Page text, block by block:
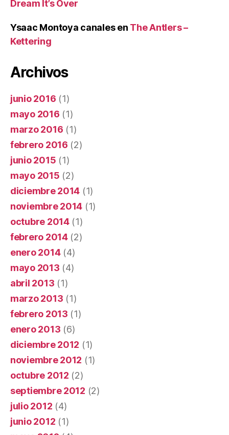
Dream It’s Over
Ysaac Montoya canalesen The Antlers –
Kettering
Archivos
junio 2016 (1)
mayo 2016 (1)
marzo 2016 (1)
febrero 2016 (2)
junio 2015 (1)
mayo 2015 (2)
diciembre 2014 (1)
noviembre 2014 (1)
octubre 2014(1)
febrero 2014(2)
enero 2014(4)
mayo 2013 (4)
abril 2013 (1)
marzo 2013 (1)
febrero 2013 (1)
enero 2013 (6)
diciembre 2012 (1)
noviembre 2012 (1)
octubre 2012 (2)
septiembre 2012 (2)
julio 2012 (4)
junio 2012 (1)